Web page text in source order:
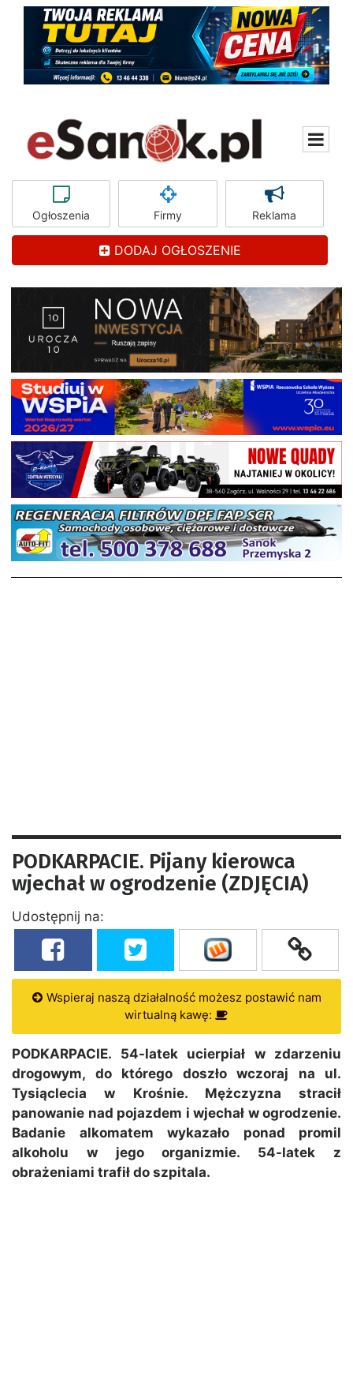
Ogłoszenia Firmy Reklama
DODAJ OGŁOSZENIE
PODKARPACIE. Pijany kierowca
wjechał w ogrodzenie (ZDJĘCIA)
Udostępnij na:
Wspieraj naszą działalność możesz postawić nam
wirtualną kawę:
PODKARPACIE. 54-latek ucierpiał w zdarzeniu
drogowym, do którego doszło wczoraj na ul.
Tysiąclecia w Krośnie. Mężczyzna stracił
panowanie nad pojazdem i wjechał w ogrodzenie.
Badanie alkomatem wykazało ponad promil
alkoholu w jego organizmie. 54-latek z
obrażeniami trafił do szpitala.